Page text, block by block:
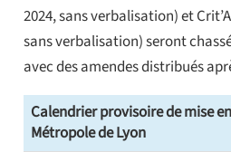
2024, sans verbalisation) et
sans verbalisation) seront
avec des amendes distribués
Calendrier provisoire de mise
Métropole de Lyon